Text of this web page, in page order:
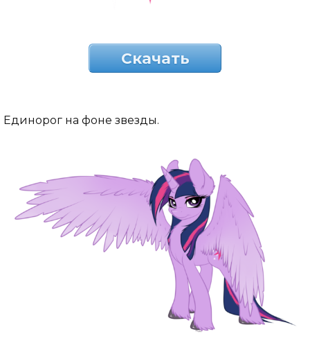
Скачать
Единорог на фоне звезды.